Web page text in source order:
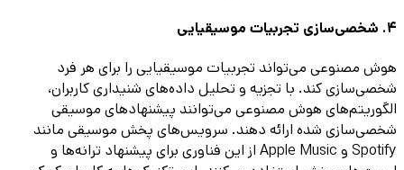
4. شخصی‌سازی تجربیات موسیقیایی
هوش مصنوعی می‌تواند تجربیات موسیقیایی را برای هر فرد
شخصی‌سازی کند. با تجزیه و تحلیل داده‌های شنیداری کاربران،
الگوریتم‌های هوش مصنوعی می‌توانند پیشنهادهای موسیقی
شخصی‌سازی شده ارائه دهند. سرویس‌های پخش موسیقی مانند
Spotify و Apple Music از این فناوری برای پیشنهاد ترانه‌ها و